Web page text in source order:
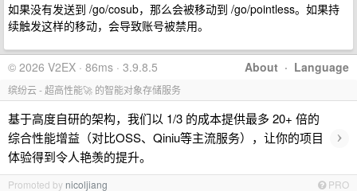
如果没有发送到 /go/cosub，那么会被移动到 /go/pointless。如果持
续触发这样的移动，会导致账号被禁用。
About · Language
© 2026 V2EX · 86ms · 3.9.8.5
缤纷云 - 超高性能🚀 的智能对象存储服务
基于高度自研的架构，我们以 1/3 的成本提供最多 20+ 倍的
综合性能增益（对比OSS、Qiniu等主流服务），让你的项目
体验得到令人艳羡的提升。
›
Promoted by nicoljiang PRO